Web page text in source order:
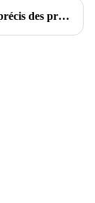
Contrôle précis des processus de fusion et de coulée d'alliages d'aluminium : une analyse complète de l'introduction de l'alliage d'aluminium 6063.